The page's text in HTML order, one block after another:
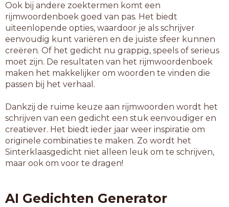
kauri
krimi
maggi
merci
okapi
porti
putti
quasi
radii
reiki
salmi
shogi
soefi
spahi
tutti
Ook bij andere zoektermen komt een
rijmwoordenboek goed van pas. Het biedt
uiteenlopende opties, waardoor je als schrijver
eenvoudig kunt variëren en de juiste sfeer kunnen
creëren. Of het gedicht nu grappig, speels of serieus
moet zijn. De resultaten van het rijmwoordenboek
maken het makkelijker om woorden te vinden die
passen bij het verhaal.
Dankzij de ruime keuze aan rijmwoorden wordt het
schrijven van een gedicht een stuk eenvoudiger en
creatiever. Het biedt ieder jaar weer inspiratie om
originele combinaties te maken. Zo wordt het
Sinterklaasgedicht niet alleen leuk om te schrijven,
maar ook om voor te dragen!
AI Gedichten Generator